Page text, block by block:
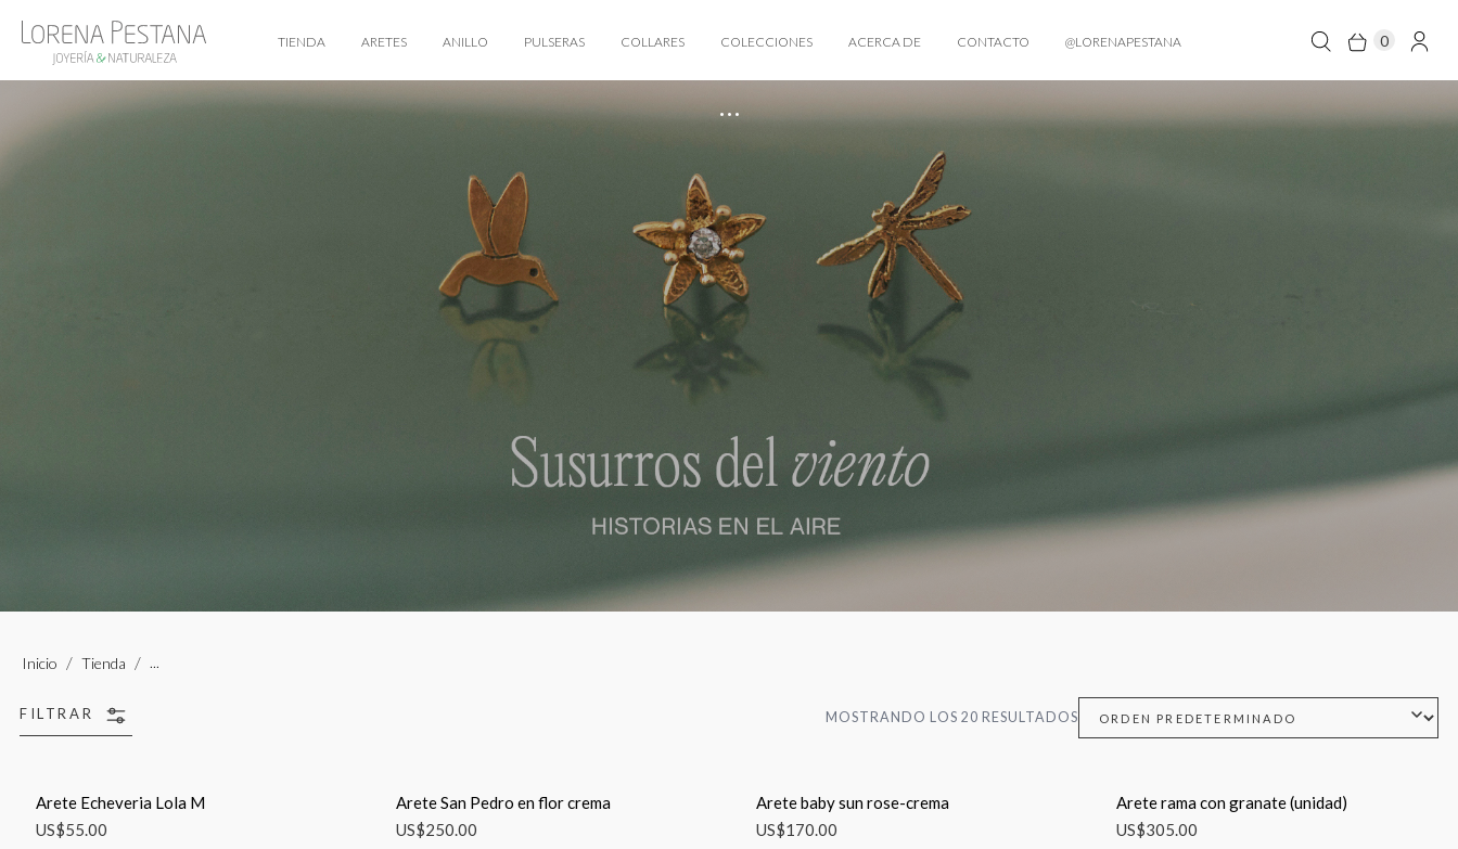
TIENDA ARETES ANILLO PULSERAS COLLARES COLECCIONES ACERCA DE CONTACTO @LORENAPESTANA 0
...
Inicio Tienda ...
FILTRAR MOSTRANDO LOS 20 RESULTADOS
Arete Echeveria Lola M
US$55.00
Arete San Pedro en flor crema
US$250.00
Arete baby sun rose-crema
US$170.00
Arete rama con granate (unidad)
US$305.00